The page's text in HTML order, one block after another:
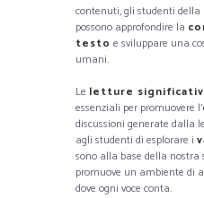
contenuti, gli studenti della
possono approfondire la
testo e sviluppare una
umani.
Le letture
essenziali per promuovere l’
discussioni generate dalla
agli studenti di esplorare i
sono alla base della nostra
promuove un ambiente di
dove ogni voce conta.